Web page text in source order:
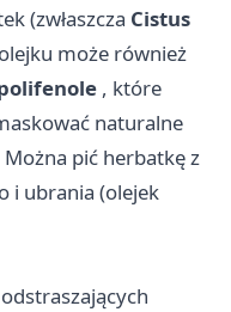
(zwłaszcza Cistus
może również
, które
naturalne
Można pić herbatkę z
i ubrania (olejek